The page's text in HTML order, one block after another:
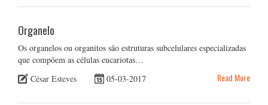
Organelo
Os organelos ou organitos são estruturas subcelulares especializadas
que compõem as células eucariotas…
César Esteves
05-03-2017 Read More